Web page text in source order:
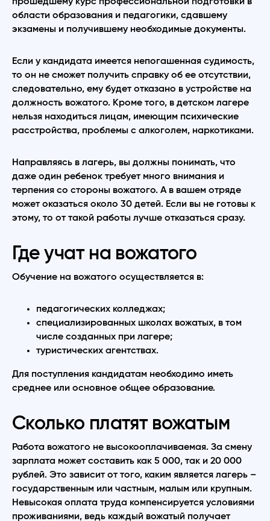
области образования и педагогики, сдавшему
экзамены и получившему необходимые документы.
Если у кандидата имеется непогашенная судимость,
то он не сможет получить справку об ее отсутствии,
следовательно, ему будет отказано в устройстве на
должность вожатого. Кроме того, в детском лагере
нельзя находиться лицам, имеющим психические
расстройства, проблемы с алкоголем, наркотиками.
Направляясь в лагерь, вы должны понимать, что
даже один ребенок требует много внимания и
терпения со стороны вожатого. А в вашем отряде
может оказаться около 30 детей. Если вы не готовы к
этому, то от такой работы лучше отказаться сразу.
Где учат на вожатого
Обучение на вожатого осуществляется в:
педагогических колледжах;
специализированных школах вожатых, в том
числе созданных при лагере;
туристических агентствах.
Для поступления кандидатам необходимо иметь
среднее или основное общее образование.
Сколько платят вожатым
Работа вожатого не высокооплачиваемая. За смену
зарплата может составить как 5 000, так и 20 000
рублей. Это зависит от того, каким является лагерь –
государственным или частным, малым или крупным.
Невысокая оплата труда компенсируется условиями
проживаниями, ведь каждый вожатый получает